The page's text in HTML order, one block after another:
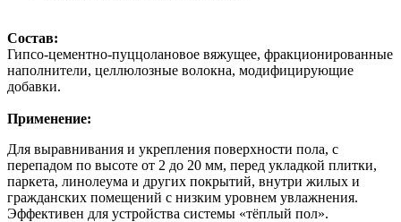
Состав:
Гипсо-цементно-пуццолановое вяжущее, фракционированные
наполнители, целлюлозные волокна, модифицирующие
добавки.
Применение:
Для выравнивания и укрепления поверхности пола, с
перепадом по высоте от 2 до 20 мм, перед укладкой плитки,
паркета, линолеума и других покрытий, внутри жилых и
гражданских помещений с низким уровнем увлажнения.
Эффективен для устройства системы «тёплый пол».